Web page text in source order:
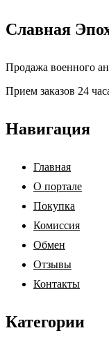
Славная
Продажа военного
Прием заказов 24
Навигация
Главная
О портале
Покупка
Комиссия
Обмен
Отзывы
Контакты
Категории